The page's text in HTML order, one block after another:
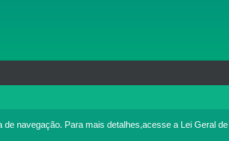
de navegação. Para mais detalhes,acesse a Lei Geral
- CNPJ: 33.583.550/0001-30
navegação no portal. Ao utilizar o Portal Médico,
feito, acesse
. Se você concorda,